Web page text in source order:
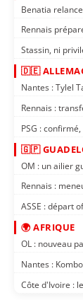
Benatia
Rennais
Stassin, ni
🇩🇪
Nantes : Tylel
Rennais :
PSG :
🇬🇵
OM : un ailier
Rennais :
ASSE : départ
🌍 AFRIQUE
OL : nouveau
Nantes :
Côte d'Ivoire :